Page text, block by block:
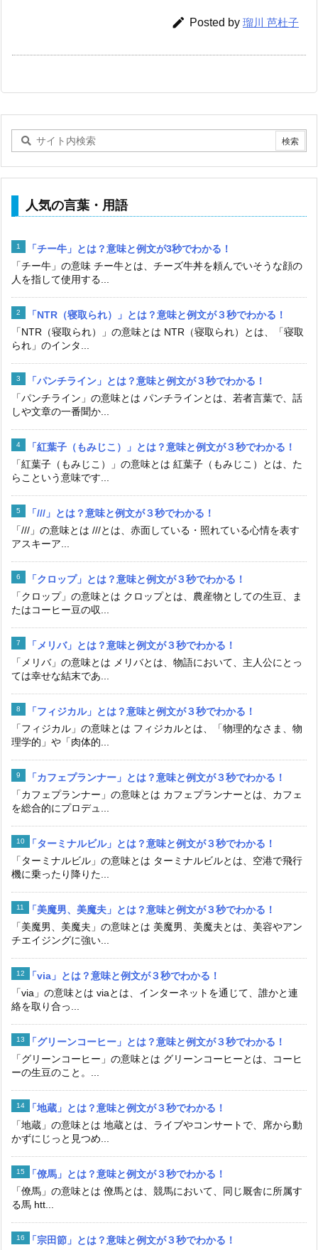
 Posted by 瑠川 芭杜子
人気の言葉・用語
「チー牛」とは？意味と例文が3秒でわかる！
「チー牛」の意味 チー牛とは、チーズ牛丼を頼んでいそうな顔の
人を指して使用する...
「NTR（寝取られ）」とは？意味と例文が３秒でわかる！
「NTR（寝取られ）」の意味とは NTR（寝取られ）とは、「寝取
られ」のインタ...
「パンチライン」とは？意味と例文が３秒でわかる！
「パンチライン」の意味とは パンチラインとは、若者言葉で、話
しや文章の一番聞か...
「紅葉子（もみじこ）」とは？意味と例文が３秒でわかる！
「紅葉子（もみじこ）」の意味とは 紅葉子（もみじこ）とは、た
らこという意味です...
「///」とは？意味と例文が３秒でわかる！
「///」の意味とは ///とは、赤面している・照れている心情を表す
アスキーア...
「クロップ」とは？意味と例文が３秒でわかる！
「クロップ」の意味とは クロップとは、農産物としての生豆、ま
たはコーヒー豆の収...
「メリバ」とは？意味と例文が３秒でわかる！
「メリバ」の意味とは メリバとは、物語において、主人公にとっ
ては幸せな結末であ...
「フィジカル」とは？意味と例文が３秒でわかる！
「フィジカル」の意味とは フィジカルとは、「物理的なさま、物
理学的」や「肉体的...
「カフェプランナー」とは？意味と例文が３秒でわかる！
「カフェプランナー」の意味とは カフェプランナーとは、カフェ
を総合的にプロデュ...
「ターミナルビル」とは？意味と例文が３秒でわかる！
「ターミナルビル」の意味とは ターミナルビルとは、空港で飛行
機に乗ったり降りた...
「美魔男、美魔夫」とは？意味と例文が３秒でわかる！
「美魔男、美魔夫」の意味とは 美魔男、美魔夫とは、美容やアン
チエイジングに強い...
「via」とは？意味と例文が３秒でわかる！
「via」の意味とは viaとは、インターネットを通じて、誰かと連
絡を取り合っ...
「グリーンコーヒー」とは？意味と例文が３秒でわかる！
「グリーンコーヒー」の意味とは グリーンコーヒーとは、コーヒ
ーの生豆のこと。...
「地蔵」とは？意味と例文が３秒でわかる！
「地蔵」の意味とは 地蔵とは、ライブやコンサートで、席から動
かずにじっと見つめ...
「僚馬」とは？意味と例文が３秒でわかる！
「僚馬」の意味とは 僚馬とは、競馬において、同じ厩舎に所属す
る馬 htt...
「宗田節」とは？意味と例文が３秒でわかる！